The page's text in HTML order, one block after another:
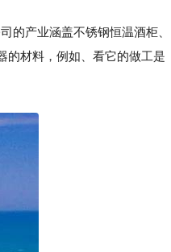
的产业涵盖不锈钢恒温酒柜、
的材料，例如、看它的做工是